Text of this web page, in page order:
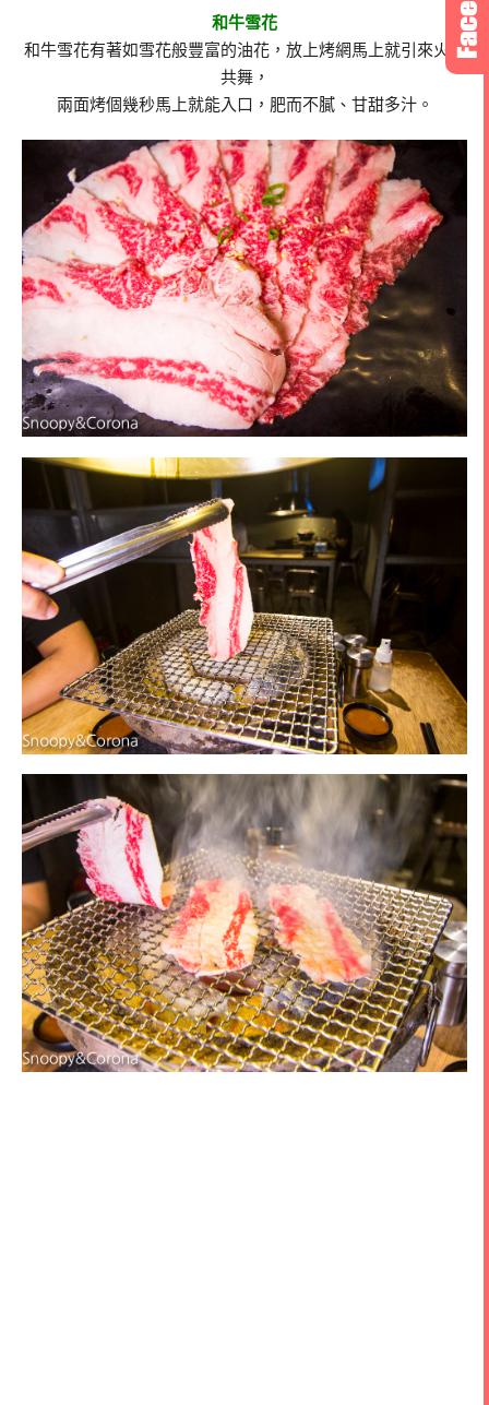
和牛雪花
和牛雪花有著如雪花般豐富的油花，放上烤網馬上就引來火舌
共舞，
兩面烤個幾秒馬上就能入口，肥而不膩、甘甜多汁。